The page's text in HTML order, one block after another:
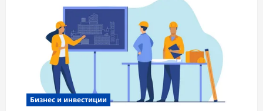
Бизнес и инвестиции